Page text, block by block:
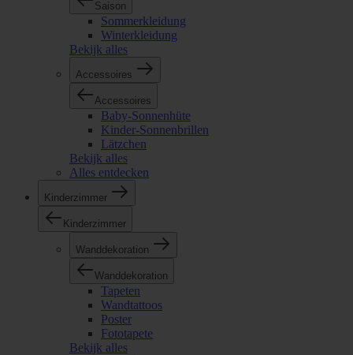
Saison
Sommerkleidung
Winterkleidung
Bekijk alles
Accessoires
Accessoires
Baby-Sonnenhüte
Kinder-Sonnenbrillen
Lätzchen
Bekijk alles
Alles entdecken
Kinderzimmer
Kinderzimmer
Wanddekoration
Wanddekoration
Tapeten
Wandtattoos
Poster
Fototapete
Bekijk alles